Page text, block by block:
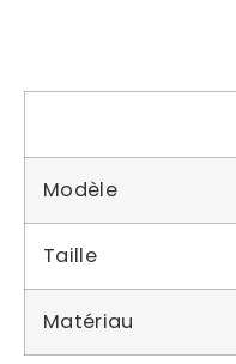
Modèle
Taille
Matériau